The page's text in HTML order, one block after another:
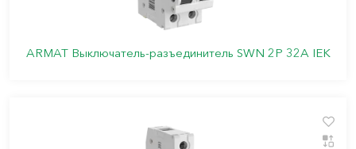
ARMAT Выключатель-разъединитель SWN 2P 32А IEK